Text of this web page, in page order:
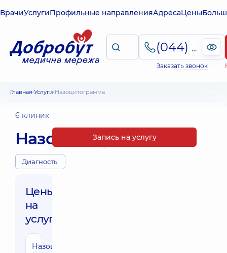
ВрачиУслугиПрофильные направленияАдресаЦены
(044) 495-2-888
Заказать звонок
Главная Услуги Назоцитограмма
6 клиник
Назоцитограмма
Диагносты
Цены
на
услуги:
Назоцитограмма
Запись на услугу